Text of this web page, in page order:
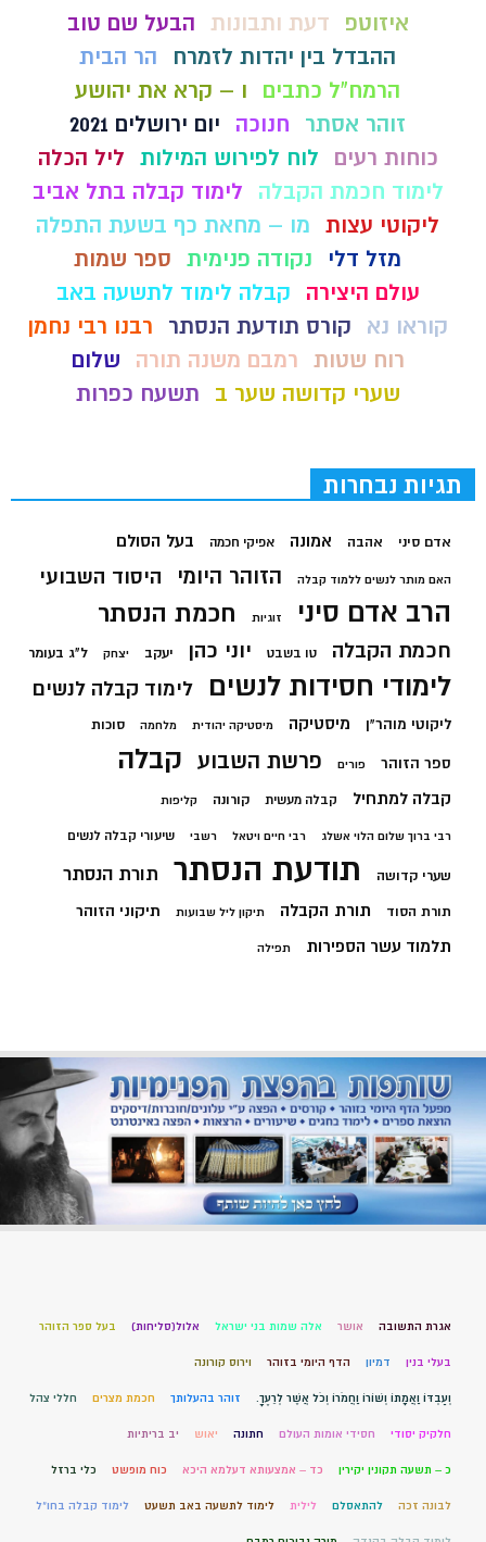
איזוטפ דעת ותבונות הבעל שם טוב
ההבדל בין יהדות לזמרח
הר הבית
הרמח"ל כתבים
ו – קרא את יהושע
זוהר אסתר
חנוכה
יום ירושלים 2021
כוחות רעים
לוח לפירוש המילות ליל הכלה
לימוד חכמת הקבלה
לימוד קבלה בתל אביב
ליקוטי עצות מו – מחאת כף בשעת התפלה
מזל דלי
נקודה פנימית ספר שמות
עולם היצירה
קבלה לימוד לתשעה באב
קוראו נא
קורס תודעת הנסתר
רבנו רבי נחמן
רוח שטות רמבם משנה תורה
שלום
שערי קדושה שער ב
תשעח כפרות
תגיות נבחרות
אדם סיני אהבה אמונה אפיקי חכמה בעל הסולם
האם מותר לנשים ללמוד קבלה הזוהר היומי היסוד השבועי
הרב אדם סיני זוגיות חכמת הנסתר
חכמת הקבלה טו בשבט יוני כהן יעקב יצחק ל"ג בעומר
לימודי חסידות לנשים לימוד קבלה לנשים
ליקוטי מוהר"ן מיסטיקה מיסטיקה יהודית מלחמה סוכות
ספר הזוהר פורים פרשת השבוע קבלה
קבלה למתחיל קבלה מעשית קורונה קליפות
רבי ברוך שלום הלוי אשלג רבי חיים ויטאל רשבי שיעורי קבלה לנשים
שערי קדושה תודעת הנסתר תורת הנסתר
תורת הסוד תורת הקבלה תיקון ליל שבועות תיקוני הזוהר
תלמוד עשר הספירות תפילה
אגרת התשובה אושר אלה שמות בני ישראל אלול(סליחות) בעל ספר הזוהר
בעלי בנין דמיון הדף היומי בזוהר וירוס קורונה
וְעַבְדּוֹ וַאֲמָתוֹ וְשׁוֹרוֹ וַחֲמֹרוֹ וְכֹל אֲשֶׁר לְרֵעֶךָ. זוהר בהעלותך חכמת מצרים חללי צהל
חלקיק יסודי חסידי אומות העולם חתונה יאוש יב בריתיות
כ – תשעה תקונין יקירין כד – אמצעותא דעלמא היכא כוח מופשט כלי ברזל
לבונה זכה להתאסלם לילית לימוד לתשעה באב תשעט לימוד קבלה בחו"ל